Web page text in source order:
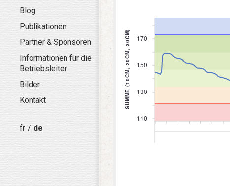
Blog
Publikationen
Partner & Sponsoren
Informationen für die
Betriebsleiter
Bilder
Kontakt
fr de